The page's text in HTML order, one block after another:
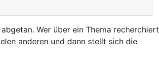
Wer über ein Thema recherchiert
anderen und dann stellt sich die